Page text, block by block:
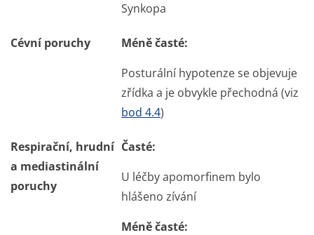
Synkopa
Cévní poruchy
Méně časté:
Posturální hypotenze se objevuje
zřídka a je obvykle přechodná (viz
bod 4.4)
Respirační, hrudní
a mediastinální
poruchy
Časté:
U léčby apomorfinem bylo
hlášeno zívání
Méně časté: